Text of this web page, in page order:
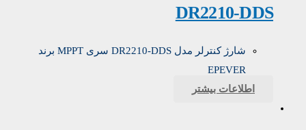
DR2210-DDS
شارژ کنترلر مدل DR2210-DDS سری MPPT برند
EPEVER
اطلاعات بیشتر